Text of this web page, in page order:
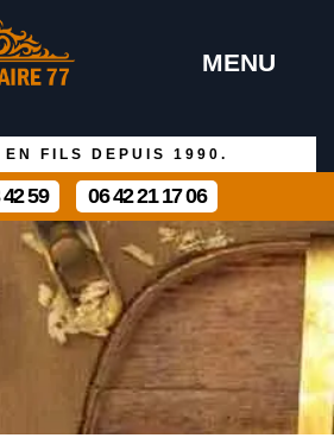
MENU
EN FILS DEPUIS 1990.
59 06 42 21 17 06